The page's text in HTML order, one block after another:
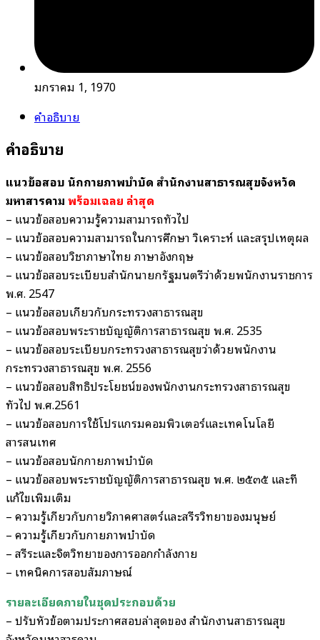
มกราคม 1, 1970
คำอธิบาย
คำอธิบาย
แนวข้อสอบ นักกายภาพบำบัด สำนักงานสาธารณสุขจังหวัด
มหาสารคามพร้อมเฉลย ล่าสุด
– แนวข้อสอบความรู้ความสามารถทั่วไป
– แนวข้อสอบความสามารถในการศึกษา วิเคราะห์ และสรุปเหตุผล
– แนวข้อสอบวิชาภาษาไทย ภาษาอังกฤษ
– แนวข้อสอบระเบียบสำนักนายกรัฐมนตรีว่าด้วยพนักงานราชการ
พ.ศ. 2547
– แนวข้อสอบเกี่ยวกับกระทรวงสาธารณสุข
– แนวข้อสอบพระราชบัญญัติการสาธารณสุข พ.ศ. 2535
– แนวข้อสอบระเบียบกระทรวงสาธารณสุขว่าด้วยพนักงาน
กระทรวงสาธารณสุข พ.ศ. 2556
– แนวข้อสอบสิทธิประโยชน์ของพนักงานกระทรวงสาธารณสุข
ทั่วไป พ.ศ.2561
– แนวข้อสอบการใช้โปรแกรมคอมพิวเตอร์และเทคโนโลยี
สารสนเทศ
– แนวข้อสอบนักกายภาพบำบัด
– แนวข้อสอบพระราชบัญญัติการสาธารณสุข พ.ศ. ๒๕๓๕ และที่
แก้ไขเพิ่มเติม
– ความรู้เกี่ยวกับกายวิภาคศาสตร์และสรีรวิทยาของมนุษย์
– ความรู้เกี่ยวกับกายภาพบำบัด
– สรีระและจิตวิทยาของการออกกำลังกาย
– เทคนิคการสอบสัมภาษณ์
รายละเอียดภายในชุดประกอบด้วย
– ปรับหัวข้อตามประกาศสอบล่าสุดของ สำนักงานสาธารณสุข